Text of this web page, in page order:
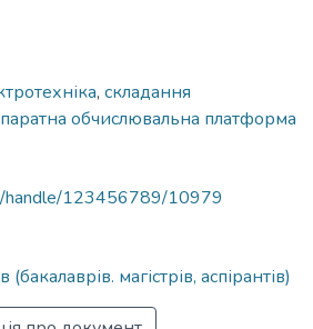
, складання
обчислювальна платформа
handle/123456789/10979
(бакалаврів. магістрів, аспірантів)